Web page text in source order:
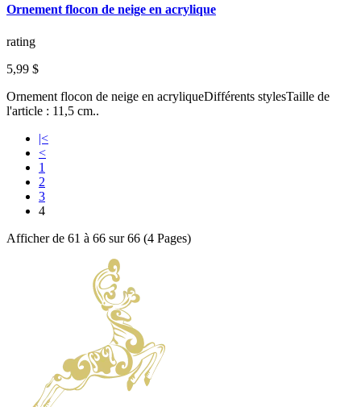
Ornement flocon de neige en acrylique
rating
5,99 $
Ornement flocon de neige en acryliqueDifférents stylesTaille de
l'article : 11,5 cm..
|<
<
1
2
3
4
Afficher de 61 à 66 sur 66 (4 Pages)